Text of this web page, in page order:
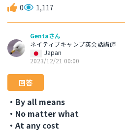
0 1,117
Gentaさん
ネイティブキャンプ英会話講師
Japan
2023/12/21 00:00
回答
・By all means
・No matter what
・At any cost